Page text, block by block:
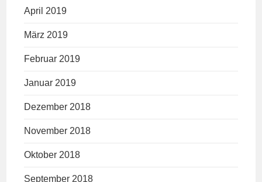
April 2019
März 2019
Februar 2019
Januar 2019
Dezember 2018
November 2018
Oktober 2018
September 2018